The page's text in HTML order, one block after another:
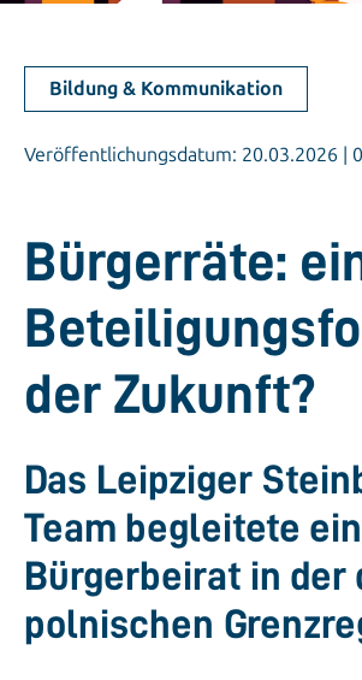
Bildung & Kommunikation
Veröffentlichungsdatum: 20.03.2026 |
Bürgerräte:
der Zukunft?
Das Leipziger
Team begleitete
Bürgerbeirat in der
polnischen